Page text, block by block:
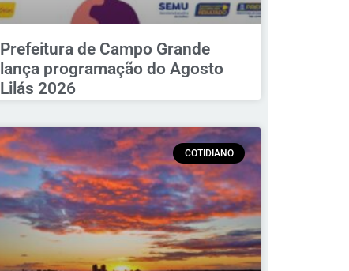
Prefeitura de Campo Grande
lança programação do Agosto
Lilás 2026
COTIDIANO